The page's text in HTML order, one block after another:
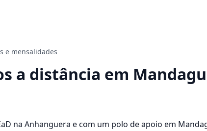
estudos
e mensalidades
a distância em
na Anhanguera e com um polo de apoio em